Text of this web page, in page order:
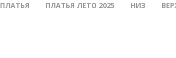
ПЛАТЬЯ ПЛАТЬЯ ЛЕТО 2025 НИЗ